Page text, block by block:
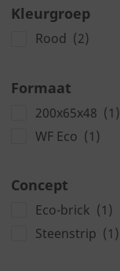
Kleurgroep
Rood (2)
Formaat
200x65x48 (1)
WF Eco (1)
Concept
Eco-brick (1)
Steenstrip (1)